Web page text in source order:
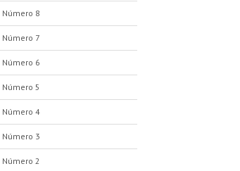
Número 8
Número 7
Número 6
Número 5
Número 4
Número 3
Número 2